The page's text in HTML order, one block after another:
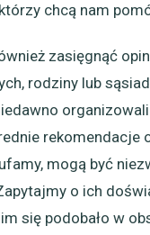
chcą nam
zasięgnąć
rodziny lub
rekomendacje
mogą być
o ich
się podobało w